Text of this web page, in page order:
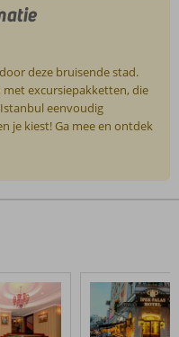
deze bruisende stad.
excursiepakketten, die
eenvoudig
je kiest! Ga mee en ontdek